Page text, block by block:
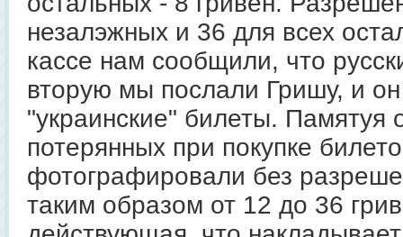
незалэжных и 36 для всех
кассе нам сообщили, что
вторую мы послали Гришу, и
"украинские" билеты. Памятуя
потерянных при покупке
фотографировали без
таким образом от 12 до 36